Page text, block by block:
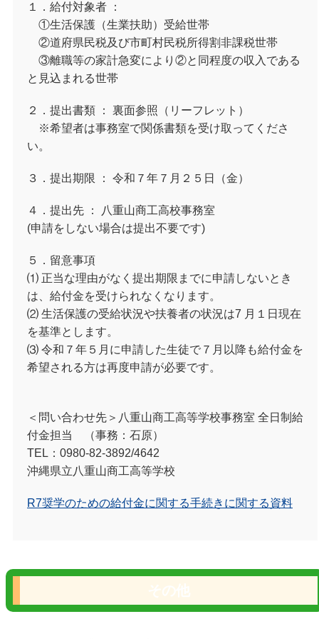
１．給付対象者 ：
①生活保護（生業扶助）受給世帯
②道府県民税及び市町村民税所得割非課税世帯
③離職等の家計急変により②と同程度の収入である
と見込まれる世帯
２．提出書類 ： 裏面参照（リーフレット）
※希望者は事務室で関係書類を受け取ってくださ
い。
３．提出期限 ： 令和７年７月２５日（金）
４．提出先 ： 八重山商工高校事務室
(申請をしない場合は提出不要です)
５．留意事項
⑴ 正当な理由がなく提出期限までに申請しないとき
は、給付金を受けられなくなります。
⑵ 生活保護の受給状況や扶養者の状況は7 月１日現在
を基準とします。
⑶ 令和７年５月に申請した生徒で７月以降も給付金を
希望される方は再度申請が必要です。
＜問い合わせ先＞八重山商工高等学校事務室 全日制給
付金担当 （事務：石原）
TEL：0980-82-3892/4642
沖縄県立八重山商工高等学校
R7奨学のための給付金に関する手続きに関する資料